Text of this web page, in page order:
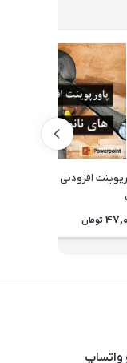
افزودنی های نانو در
تومان
واتساپ